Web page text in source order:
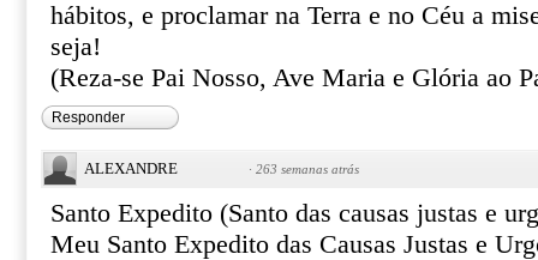
hábitos, e proclamar na Terra e no Céu a
seja!
(Reza-se Pai Nosso, Ave Maria e Glória ao
Responder
ALEXANDRE · 263 semanas atrás
Santo Expedito (Santo das causas justas e
Meu Santo Expedito das Causas Justas e